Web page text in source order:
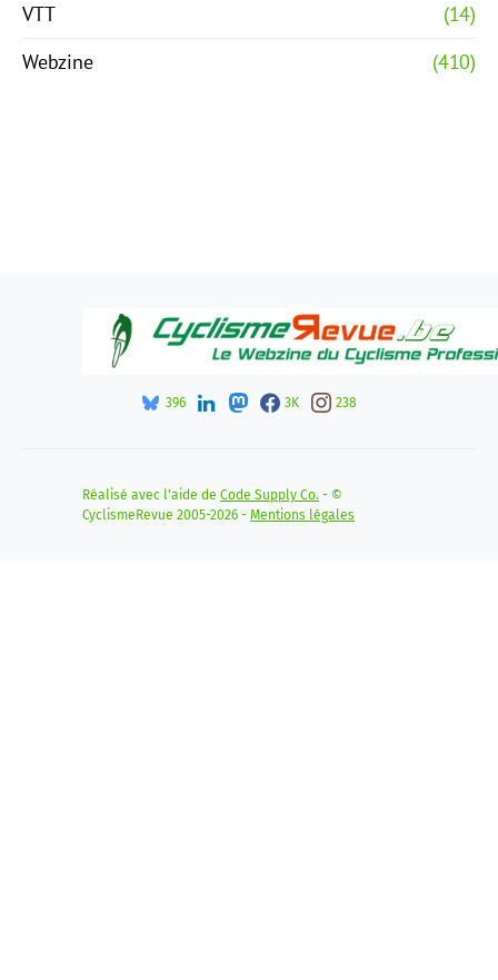
VTT
(14)
Webzine
(410)
396 3K 238
Réalisé avec l'aide de Code Supply Co. - ©
CyclismeRevue 2005-2026 - Mentions légales